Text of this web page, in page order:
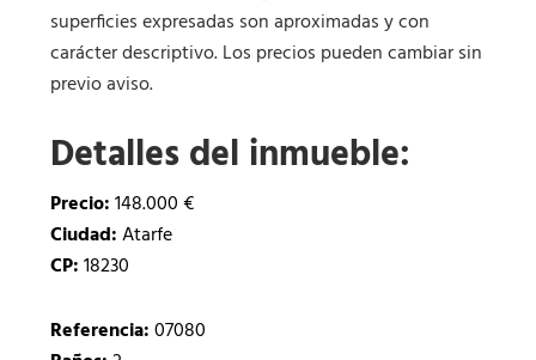
superficies expresadas son aproximadas y con
carácter descriptivo. Los precios pueden cambiar sin
previo aviso.
Detalles del inmueble:
Precio:148.000 €
Ciudad:Atarfe
CP:18230
Referencia:07080